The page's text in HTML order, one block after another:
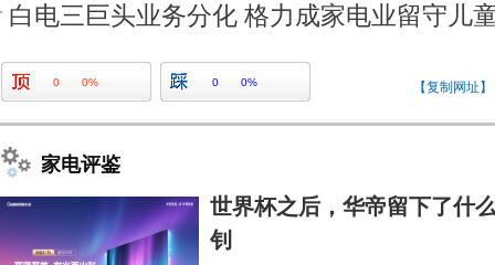
白电三巨头业务分化 格力成家电业留守儿
0 0% 0 0% 【复制网址】
家电评鉴
世界杯之后，华帝留下了什
钊